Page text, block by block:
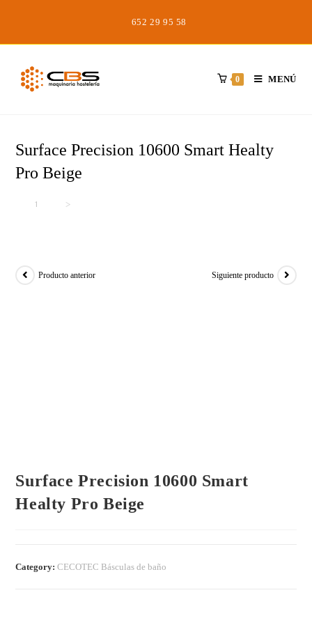
contenido
652 29 95 58
0 MENÚ
Surface Precision 10600 Smart Healty
Pro Beige
>
Producto anterior Siguiente producto
Surface Precision 10600 Smart
Healty Pro Beige
Category:CECOTEC Básculas de baño